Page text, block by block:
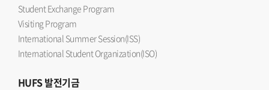
Student Exchange Program
Visiting Program
International Summer Session(ISS)
International Student Organization(ISO)
HUFS발전기금